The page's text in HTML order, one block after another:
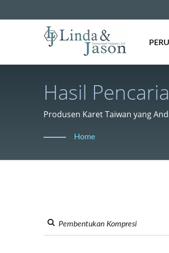
Hasil
Formulasi
Produsen Karet Taiwan yang
Home